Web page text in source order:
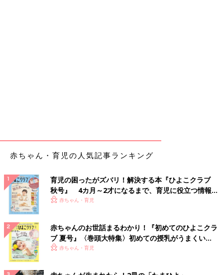
赤ちゃん・育児の人気記事ランキング
育児の困ったがズバリ！解決する本『ひよこクラブ
秋号』 4カ月～2才になるまで、育児に役立つ情報が
いっぱい！
赤ちゃん・育児
赤ちゃんのお世話まるわかり！『初めてのひよこクラ
ブ 夏号』〈巻頭大特集〉初めての授乳がうまくい
く！ おっぱい・ミルクの基本と夏のトラブル 解決テ
赤ちゃん・育児